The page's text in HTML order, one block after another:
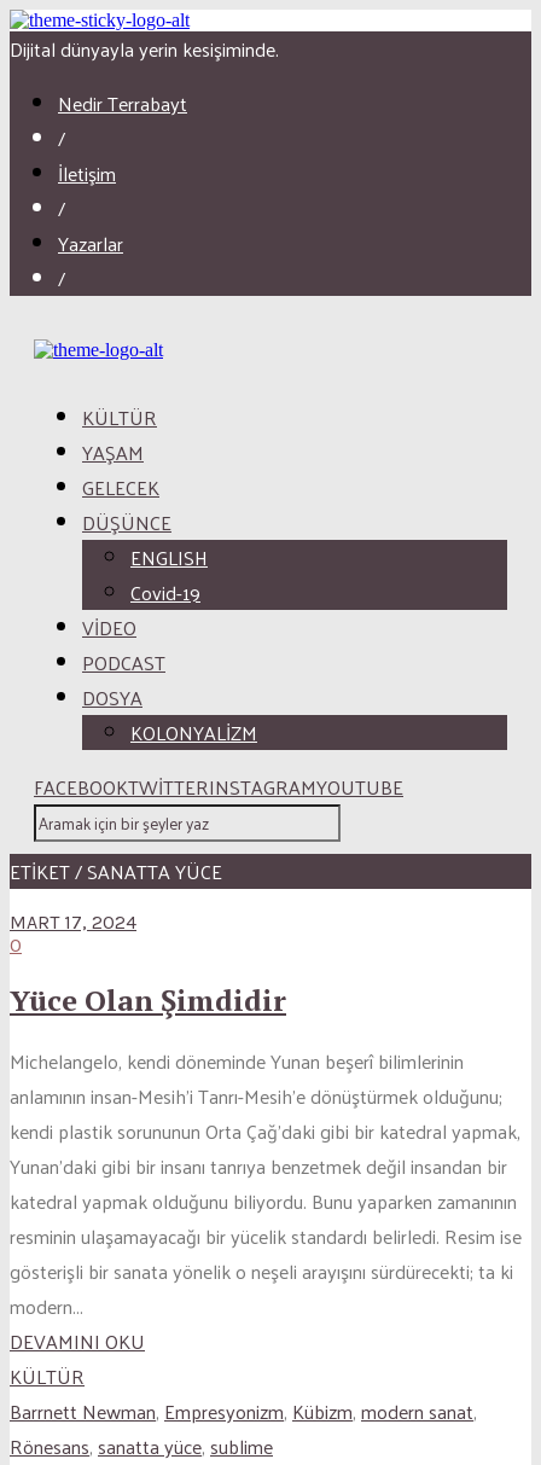
Dijital dünyayla yerin kesişiminde.
Nedir Terrabayt
/
İletişim
/
Yazarlar
/
KÜLTÜR
YAŞAM
GELECEK
DÜŞÜNCE
ENGLISH
Covid-19
VİDEO
PODCAST
DOSYA
KOLONYALİZM
FACEBOOKTWITTERINSTAGRAMYOUTUBE
ETİKET / SANATTA YÜCE
MART 17, 2024
0
Yüce Olan Şimdidir
Michelangelo, kendi döneminde Yunan beşerî bilimlerinin
anlamının insan-Mesih’i Tanrı-Mesih’e dönüştürmek olduğunu;
kendi plastik sorununun Orta Çağ’daki gibi bir katedral yapmak,
Yunan’daki gibi bir insanı tanrıya benzetmek değil insandan bir
katedral yapmak olduğunu biliyordu. Bunu yaparken zamanının
resminin ulaşamayacağı bir yücelik standardı belirledi. Resim ise
gösterişli bir sanata yönelik o neşeli arayışını sürdürecekti; ta ki
modern...
DEVAMINI OKU
KÜLTÜR
Barrnett Newman,Empresyonizm,Kübizm,modern sanat,
Rönesans,sanatta yüce,sublime